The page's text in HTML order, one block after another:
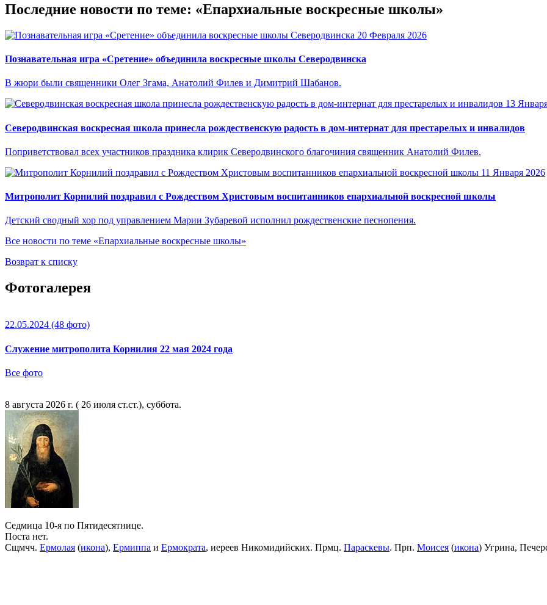
Последние новости по теме: «Епархиальные воскресные школы»
20 Февраля 2026
Познавательная игра «Сретение» объединила воскресные школы Северодвинска
В жюри были священники Олег Згама, Анатолий Филев и Димитрий Шабанов.
13
Северодвинская воскресная школа принесла рождественскую радость в дом-интернат для престарелых и инвалидов
Поприветствовал всех участников праздника клирик Северодвинского благочиния священник Анатолий Филев.
11 Января 2026
Митрополит Корнилий поздравил с Рождеством Христовым воспитанников епархиальной воскресной школы
Детский сводный хор под управлением Марии Зубаревой исполнил рождественские песнопения.
Все новости по теме «Епархиальные воскресные школы»
Возврат к списку
Фотогалерея
22.05.2024 (48 фото)
Служение митрополита Корнилия 22 мая 2024 года
Все фото
8 августа 2026 г. ( 26 июля ст.ст.), суббота.
Седмица 10-я по Пятидесятнице.
Поста нет.
Сщмчч. Ермолая (икона), Ермиппа и Ермократа, иереев Никомидийских. Прмц. Параскевы. Прп. Моисея (икона) Угрина,